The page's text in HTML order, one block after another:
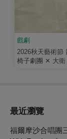
戲劇
2026秋天藝術節
椅子劇團 ✕ 大衛
最近瀏覽
福爾摩沙合唱團